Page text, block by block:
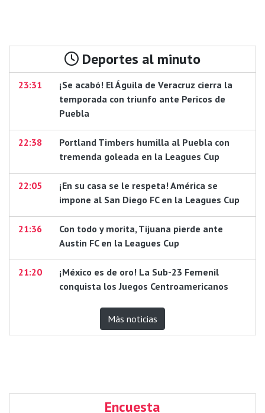
Deportes al minuto
23:31
¡Se acabó! El Águila de Veracruz cierra la
temporada con triunfo ante Pericos de
Puebla
22:38
Portland Timbers humilla al Puebla con
tremenda goleada en la Leagues Cup
22:05
¡En su casa se le respeta! América se
impone al San Diego FC en la Leagues Cup
21:36
Con todo y morita, Tijuana pierde ante
Austin FC en la Leagues Cup
21:20
¡México es de oro! La Sub-23 Femenil
conquista los Juegos Centroamericanos
Más noticias
Encuesta